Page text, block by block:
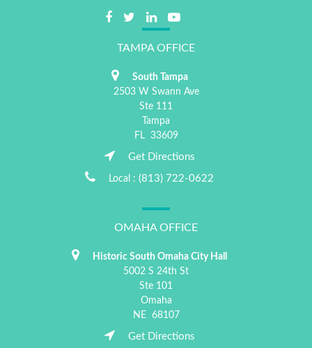
TAMPA OFFICE
South Tampa
2503 W Swann Ave
Ste 111
Tampa
FL
33609
Get Directions
Local : (813) 722-0622
OMAHA OFFICE
Historic South Omaha City Hall
5002 S 24th St
Ste 101
Omaha
NE
68107
Get Directions